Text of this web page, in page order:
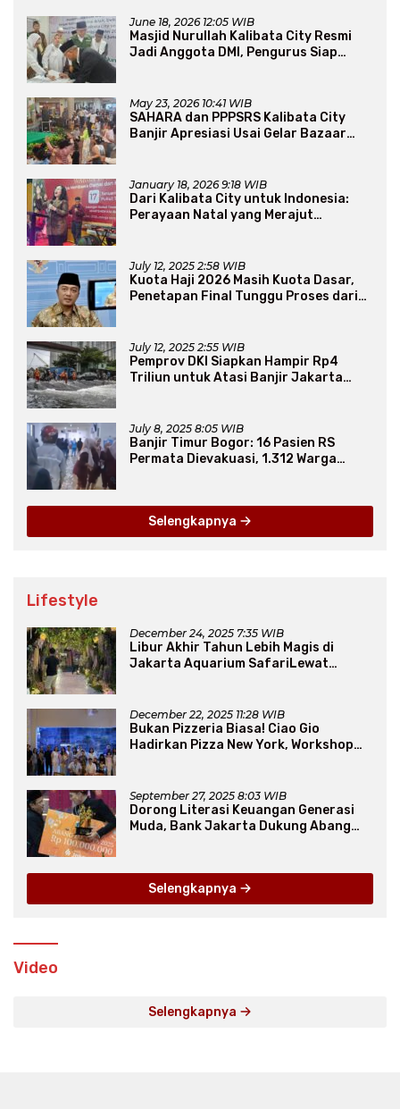
June 18, 2026 12:05 WIB
Masjid Nurullah Kalibata City Resmi
Jadi Anggota DMI, Pengurus Siap
May 23, 2026 10:41 WIB
SAHARA dan PPPSRS Kalibata City
Banjir Apresiasi Usai Gelar Bazaar
January 18, 2026 9:18 WIB
Dari Kalibata City untuk Indonesia:
Perayaan Natal yang Merajut
July 12, 2025 2:58 WIB
Kuota Haji 2026 Masih Kuota Dasar,
Penetapan Final Tunggu Proses dari
July 12, 2025 2:55 WIB
Pemprov DKI Siapkan Hampir Rp4
Triliun untuk Atasi Banjir Jakarta
July 8, 2025 8:05 WIB
Banjir Timur Bogor: 16 Pasien RS
Permata Dievakuasi, 1.312 Warga
Selengkapnya
Lifestyle
December 24, 2025 7:35 WIB
Libur Akhir Tahun Lebih Magis di
Jakarta Aquarium SafariLewat
December 22, 2025 11:28 WIB
Bukan Pizzeria Biasa! Ciao Gio
Hadirkan Pizza New York, Workshop
September 27, 2025 8:03 WIB
Dorong Literasi Keuangan Generasi
Muda, Bank Jakarta Dukung Abang
Selengkapnya
Video
Selengkapnya